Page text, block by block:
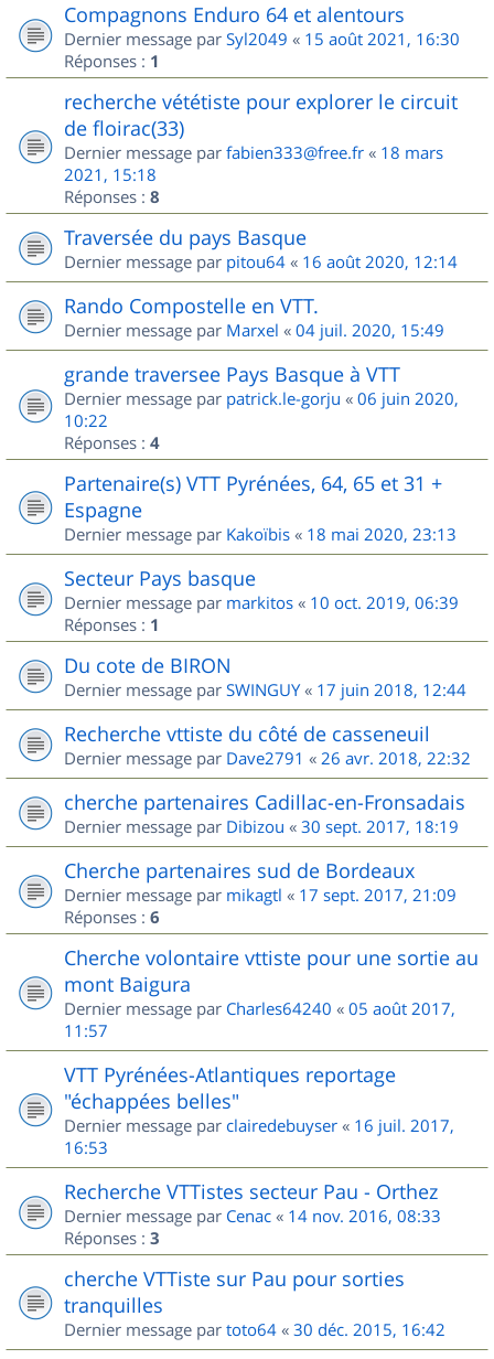
Compagnons Enduro 64 et alentours
Dernier message par Syl2049 « 15 août 2021, 16:30
Réponses : 1
recherche vététiste pour explorer le circuit
de floirac(33)
Dernier message par fabien333@free.fr « 18 mars
2021, 15:18
Réponses : 8
Traversée du pays Basque
Dernier message par pitou64 « 16 août 2020, 12:14
Rando Compostelle en VTT.
Dernier message par Marxel « 04 juil. 2020, 15:49
grande traversee Pays Basque à VTT
Dernier message par patrick.le-gorju « 06 juin 2020,
10:22
Réponses : 4
Partenaire(s) VTT Pyrénées, 64, 65 et 31 +
Espagne
Dernier message par Kakoïbis « 18 mai 2020, 23:13
Secteur Pays basque
Dernier message par markitos « 10 oct. 2019, 06:39
Réponses : 1
Du cote de BIRON
Dernier message par SWINGUY« 17 juin 2018, 12:44
Recherche vttiste du côté de casseneuil
Dernier message par Dave2791 « 26 avr. 2018, 22:32
cherche partenaires Cadillac-en-Fronsadais
Dernier message par Dibizou « 30 sept. 2017, 18:19
Cherche partenaires sud de Bordeaux
Dernier message par mikagtl « 17 sept. 2017, 21:09
Réponses : 6
Cherche volontaire vttiste pour une sortie au
mont Baigura
Dernier message par Charles64240 « 05 août 2017,
11:57
VTT Pyrénées-Atlantiques reportage
"échappées belles"
Dernier message par clairedebuyser « 16 juil. 2017,
16:53
Recherche VTTistes secteur Pau - Orthez
Dernier message par Cenac « 14 nov. 2016, 08:33
Réponses : 3
cherche VTTiste sur Pau pour sorties
tranquilles
Dernier message par toto64 « 30 déc. 2015, 16:42